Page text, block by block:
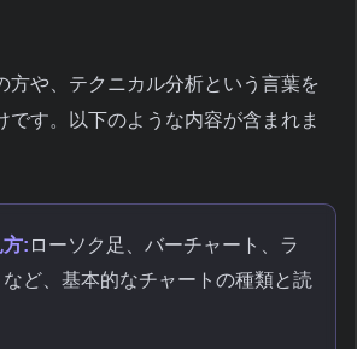
方や、テクニカル分析という言葉を
です。以下のような内容が含まれま
: ローソク足、バーチャート、ラ
ど、基本的なチャートの種類と読